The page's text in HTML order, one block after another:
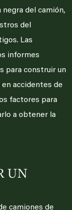
negra del camión,
del
Las
informes
para construir un
en accidentes de
factores para
a obtener la
UN
camiones de